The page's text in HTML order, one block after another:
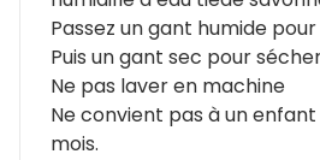
Passez un gant humide
Puis un gant sec pour
Ne pas laver en machine
Ne convient pas à un
mois.